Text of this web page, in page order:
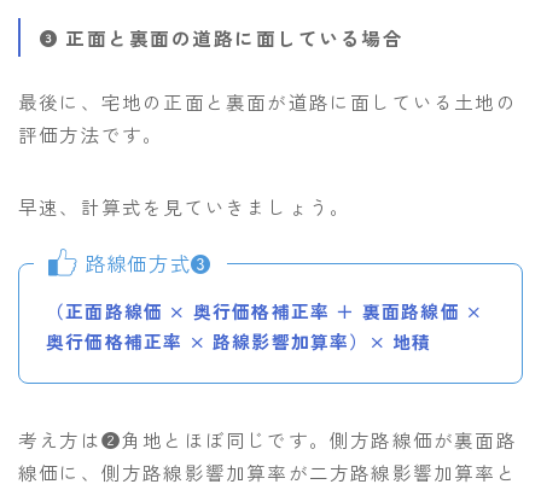
正面と裏面の道路に面している場合
最後に、宅地の正面と裏面が道路に面している土地の
評価方法です。
早速、計算式を見ていきましょう。
路線価方式❸
（正面路線価 × 奥行価格補正率 ＋ 裏面路線価 ×
奥行価格補正率 × 路線影響加算率）× 地積
考え方は❷角地とほぼ同じです。側方路線価が裏面路
線価に、側方路線影響加算率が二方路線影響加算率と